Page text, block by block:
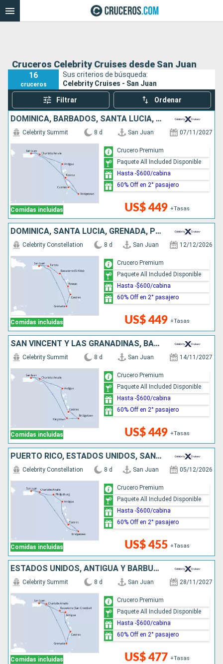
Cruceros Celebrity Cruises desde San Juan
16
cruceros
Sus criterios de búsqueda:
Celebrity Cruises - San Juan
Filtrar Ordenar
DOMINICA, BARBADOS, SANTA LUCIA, ANTIGUA Y BARBUDA, ESTADOS UNIDOS, PUERTO RICO
Comidas incluidas
Celebrity Summit 8 d San Juan 07/11/2027
US$ 449 +Tasas
Crucero Premium
Paquete All Included Disponible
Hasta -$600/cabina
60% Off en 2° pasajero
DOMINICA, SANTA LUCIA, GRENADA, PUERTO RICO
Comidas incluidas
Celebrity Constellation 8 d San Juan 12/12/2026
US$ 449 +Tasas
Crucero Premium
Paquete All Included Disponible
Hasta -$600/cabina
60% Off en 2° pasajero
SAN VINCENT Y LAS GRANADINAS, BARBADOS, SANTA LUCIA, ANTIGUA Y BARBUDA, ESTADOS UNIDOS, PUERTO RICO
Comidas incluidas
Celebrity Summit 8 d San Juan 14/11/2027
US$ 449 +Tasas
Crucero Premium
Paquete All Included Disponible
Hasta -$600/cabina
60% Off en 2° pasajero
PUERTO RICO, ESTADOS UNIDOS, SAN MARTÍN, ANTIGUA Y BARBUDA, SANTA LUCIA, BARBADOS
Comidas incluidas
Celebrity Constellation 8 d San Juan 05/12/2026
US$ 455 +Tasas
Crucero Premium
Paquete All Included Disponible
Hasta -$600/cabina
60% Off en 2° pasajero
ESTADOS UNIDOS, ANTIGUA Y BARBUDA, SANTA LUCIA, GRENADA, PUERTO RICO
Comidas incluidas
Celebrity Summit 8 d San Juan 28/11/2027
US$ 477 +Tasas
Crucero Premium
Paquete All Included Disponible
Hasta -$600/cabina
60% Off en 2° pasajero